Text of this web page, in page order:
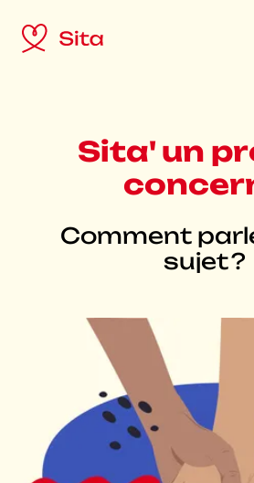
Sita' un
Comment
sujet ?
Agrandir l'image